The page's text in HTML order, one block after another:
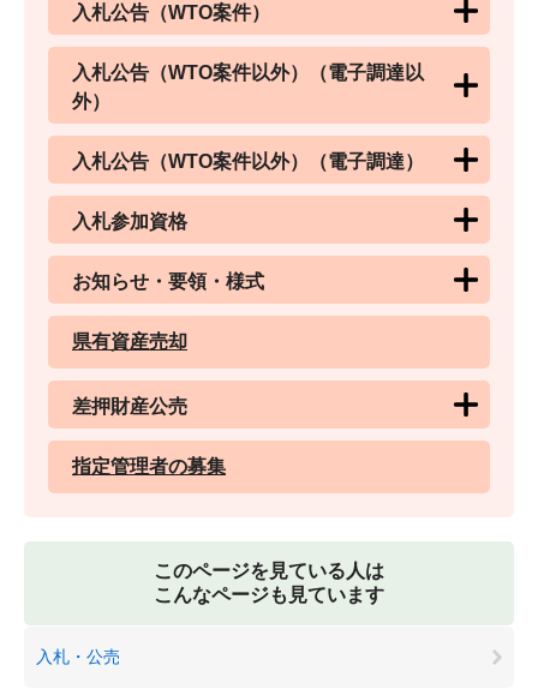
入札公告（WTO案件）
入札公告（WTO案件以外）（電子調達以
外）
入札公告（WTO案件以外）（電子調達）
入札参加資格
お知らせ・要領・様式
県有資産売却
差押財産公売
指定管理者の募集
このページを見ている人は
こんなページも見ています
入札・公売